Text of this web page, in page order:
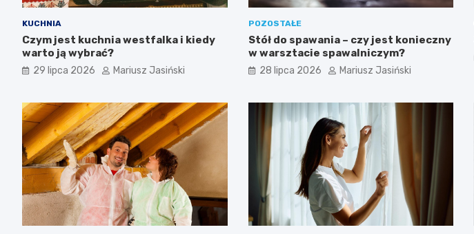
KUCHNIA
Czym jest kuchnia westfalka i kiedy
warto ją wybrać?
29 lipca 2026 Mariusz Jasiński
POZOSTAŁE
Stół do spawania – czy jest konieczny
w warsztacie spawalniczym?
28 lipca 2026 Mariusz Jasiński